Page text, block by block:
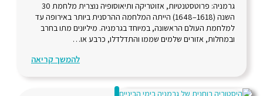
גרמניה: פרוטסטנטיות, אזוטריקה ותיאוסופיה נוצרית מלחמת 30
השנה (1618–1648) הייתה המלחמה ההרסנית ביותר באירופה עד
למלחמת העולם הראשונה, במיוחד בגרמניה. מיליונים מתו בחרב
ובמחלות, אזורים שלמים שממו והתדלדלו, כרבע או…
להמשך קריאהפרוטסטנטיות,